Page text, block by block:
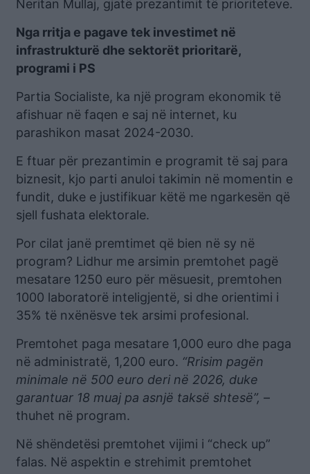
Neritan Mullaj, gjatë prezantimit të prioriteteve.
Nga rritja e pagave tek investimet në
infrastrukturë dhe sektorët prioritarë,
programi i PS
Partia Socialiste, ka një program ekonomik të
afishuar në faqen e saj në internet, ku
parashikon masat 2024-2030.
E ftuar për prezantimin e programit të saj para
biznesit, kjo parti anuloi takimin në momentin e
fundit, duke e justifikuar këtë me ngarkesën që
sjell fushata elektorale.
Por cilat janë premtimet që bien në sy në
program? Lidhur me arsimin premtohet pagë
mesatare 1250 euro për mësuesit, premtohen
1000 laboratorë inteligjentë, si dhe orientimi i
35% të nxënësve tek arsimi profesional.
Premtohet paga mesatare 1,000 euro dhe paga
në administratë, 1,200 euro. “Rrisim pagën
minimale në 500 euro deri në 2026, duke
garantuar 18 muaj pa asnjë taksë shtesë”, –
thuhet në program.
Në shëndetësi premtohet vijimi i “check up”
falas. Në aspektin e strehimit premtohet